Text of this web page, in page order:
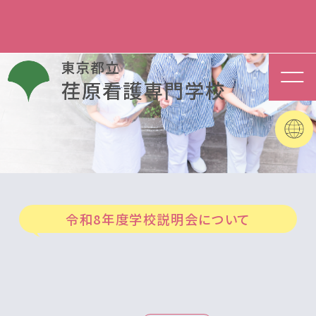
令和8年度学校説明会について